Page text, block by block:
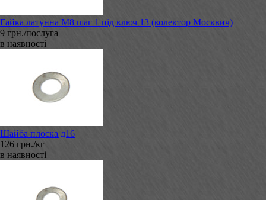
Гайка латунна М8 шаг 1 під ключ 13 (колектор Москвич)
9 грн./послуга
в наявності
Шайба плоска д16
126 грн./кг
в наявності